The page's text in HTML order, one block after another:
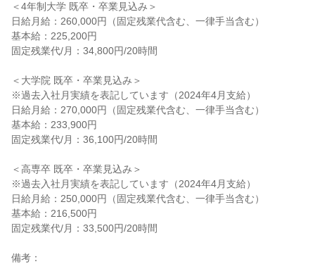
＜4年制大学 既卒・卒業見込み＞
日給月給：260,000円（固定残業代含む、一律手当含む）
基本給：225,200円
固定残業代/月：34,800円/20時間
＜大学院 既卒・卒業見込み＞
※過去入社月実績を表記しています（2024年4月支給）
日給月給：270,000円（固定残業代含む、一律手当含む）
基本給：233,900円
固定残業代/月：36,100円/20時間
＜高専卒 既卒・卒業見込み＞
※過去入社月実績を表記しています（2024年4月支給）
日給月給：250,000円（固定残業代含む、一律手当含む）
基本給：216,500円
固定残業代/月：33,500円/20時間
備考：